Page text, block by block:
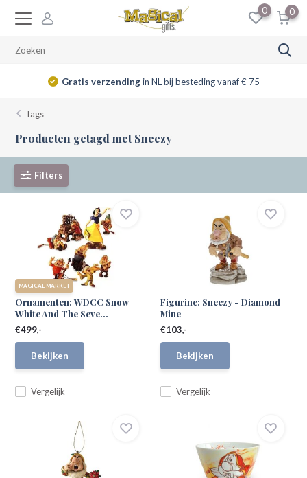
0 0
Gratis verzendingin NL bij besteding vanaf € 75
Tags
Producten getagd met Sneezy
Filters
MAGICAL MARKET
Ornamenten: WDCC Snow
White And The Seve...
Vergelijk
€499,-
Bekijken
Figurine: Sneezy - Diamond
Mine
Vergelijk
€103,-
Bekijken